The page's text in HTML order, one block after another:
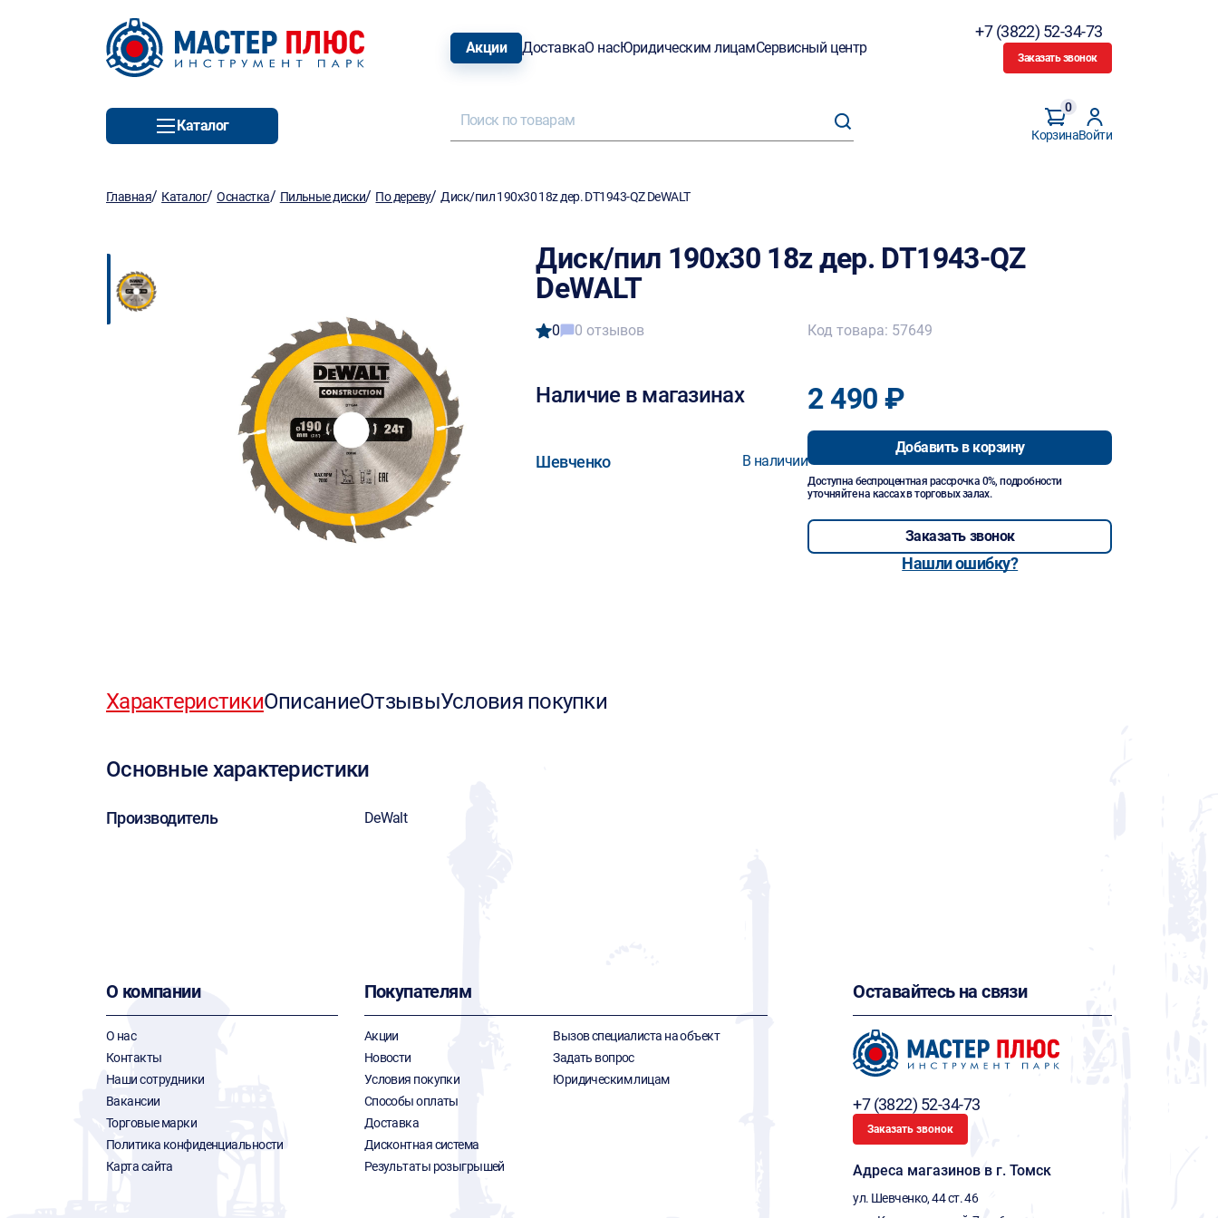
Акции ДоставкаО насЮридическим лицамСервисный центр
+7 (3822) 52-34-73
Заказать звонок
Каталог
Корзина
0
Войти
Главная/ Каталог/Оснастка/ Пильные диски/ По дереву/Диск/пил 190х30 18z дер. DT1943-QZ DeWALT
Диск/пил 190х30 18z дер. DT1943-QZ
DeWALT
0 0 отзывов
Наличие в магазинах
Шевченко В наличии
Код товара: 57649
2 490 ₽
Добавить в корзину
Доступна беспроцентная рассрочка 0%, подробности
уточняйте на кассах в торговых залах.
Заказать звонок
Нашли ошибку?
ХарактеристикиОписаниеОтзывыУсловия покупки
Основные характеристики
Производитель DeWalt
О компании
О нас
Контакты
Наши сотрудники
Вакансии
Торговые марки
Политика конфиденциальности
Карта сайта
Покупателям
Акции
Новости
Условия покупки
Способы оплаты
Доставка
Дисконтная система
Результаты розыгрышей
Вызов специалиста на объект
Задать вопрос
Юридическим лицам
Оставайтесь на связи
+7 (3822) 52-34-73
Заказать звонок
Адреса магазинов в г. Томск
ул. Шевченко, 44 ст. 46